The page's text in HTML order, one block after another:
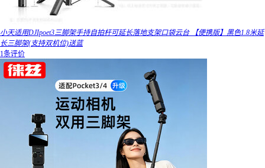
小天适用DJIpoet3三脚架手持自拍杆可延长落地支架口袋云台 【便携版】黑色1.8米延
长三脚架(支持双机位)送蓝
1条评价